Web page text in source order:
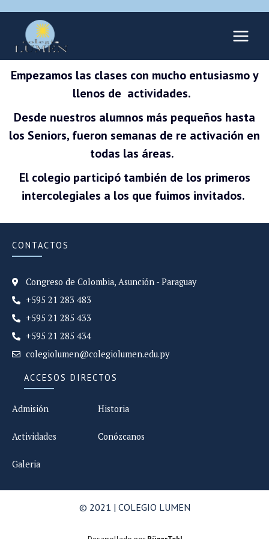
Empezamos las clases con mucho entusiasmo y
llenos de actividades.
Desde nuestros alumnos más pequeños hasta
los Seniors, fueron semanas de re activación en
todas las áreas.
El colegio participó también de los primeros
intercolegiales a los que fuimos invitados.
CONTACTOS
Congreso de Colombia, Asunción - Paraguay
+595 21 283 483
+595 21 285 433
+595 21 285 434
colegiolumen@colegiolumen.edu.py
ACCESOS DIRECTOS
Admisión
Actividades
Galeria
Historia
Conózcanos
© 2021 | COLEGIO LUMEN